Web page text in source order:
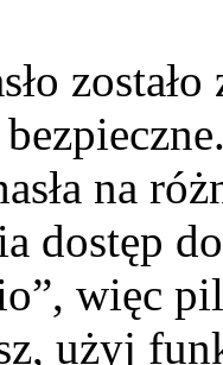
na
dostęp
więc
użyj